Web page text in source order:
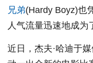
兄弟(Hardy Boyz)也
人气流量迅速地成为
近日，杰夫·哈迪于